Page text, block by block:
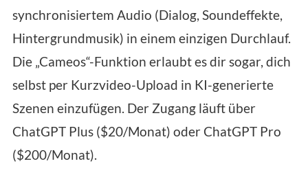
synchronisiertem Audio (Dialog, Soundeffekte,
Hintergrundmusik) in einem einzigen Durchlauf.
Die „Cameos“-Funktion erlaubt es dir sogar, dich
selbst per Kurzvideo-Upload in KI-generierte
Szenen einzufügen. Der Zugang läuft über
ChatGPT Plus ($20/Monat) oder ChatGPT Pro
($200/Monat).